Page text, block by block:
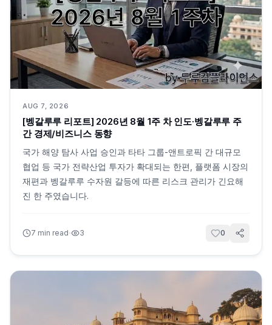
AUG 7, 2026
[벵갈루루 리포트] 2026년 8월 1주 차 인도·벵갈루루 주
간 경제/비즈니스 동향
국가 해양 탐사 사업 승인과 타타 그룹-앤트로픽 간 대규모
협업 등 국가 전략산업 투자가 확대되는 한편, 플랫폼 시장의
재편과 벵갈루루 수자원 갈등에 따른 리스크 관리가 긴요해
진 한 주였습니다.
7 min read· 3 0